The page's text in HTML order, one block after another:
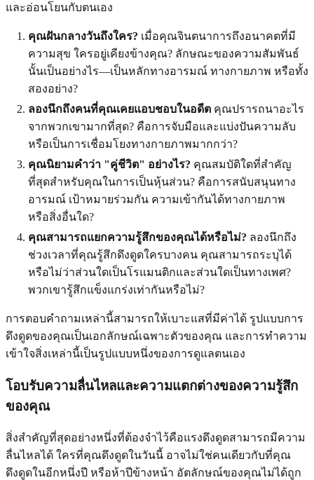
และอ่อนโยนกับตนเอง
คุณฝันกลางวันถึงใคร? เมื่อคุณจินตนาการถึงอนาคตที่มี
ความสุข ใครอยู่เคียงข้างคุณ? ลักษณะของความสัมพันธ์
นั้นเป็นอย่างไร—เป็นหลักทางอารมณ์ ทางกายภาพ หรือทั้ง
สองอย่าง?
ลองนึกถึงคนที่คุณเคยแอบชอบในอดีต คุณปรารถนาอะไร
จากพวกเขามากที่สุด? คือการจับมือและแบ่งปันความลับ
หรือเป็นการเชื่อมโยงทางกายภาพมากกว่า?
คุณนิยามคำว่า "คู่ชีวิต" อย่างไร? คุณสมบัติใดที่สำคัญ
ที่สุดสำหรับคุณในการเป็นหุ้นส่วน? คือการสนับสนุนทาง
อารมณ์ เป้าหมายร่วมกัน ความเข้ากันได้ทางกายภาพ
หรือสิ่งอื่นใด?
คุณสามารถแยกความรู้สึกของคุณได้หรือไม่? ลองนึกถึง
ช่วงเวลาที่คุณรู้สึกดึงดูดใครบางคน คุณสามารถระบุได้
หรือไม่ว่าส่วนใดเป็นโรแมนติกและส่วนใดเป็นทางเพศ?
พวกเขารู้สึกแข็งแกร่งเท่ากันหรือไม่?
การตอบคำถามเหล่านี้สามารถให้เบาะแสที่มีค่าได้ รูปแบบการ
ดึงดูดของคุณเป็นเอกลักษณ์เฉพาะตัวของคุณ และการทำความ
เข้าใจสิ่งเหล่านี้เป็นรูปแบบหนึ่งของการดูแลตนเอง
โอบรับความลื่นไหลและความแตกต่างของความรู้สึก
ของคุณ
สิ่งสำคัญที่สุดอย่างหนึ่งที่ต้องจำไว้คือแรงดึงดูดสามารถมีความ
ลื่นไหลได้ ใครที่คุณดึงดูดในวันนี้ อาจไม่ใช่คนเดียวกับที่คุณ
ดึงดูดในอีกหนึ่งปี หรือห้าปีข้างหน้า อัตลักษณ์ของคุณไม่ได้ถูก